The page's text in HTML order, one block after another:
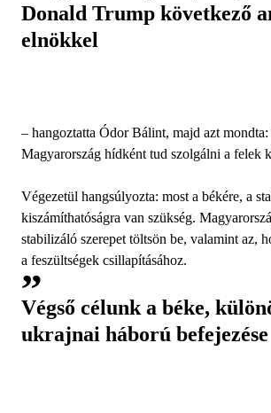
Donald Trump következő
elnökkel
– hangoztatta Ódor Bálint, majd azt
Magyarország hídként tud szolgálni a felek
Végezetül hangsúlyozta: most a békére, a
kiszámíthatóságra van szükség.
stabilizáló szerepet töltsön be, valamint az,
a feszültségek csillapításához.
Végső célunk a béke,
ukrajnai háború befejezése